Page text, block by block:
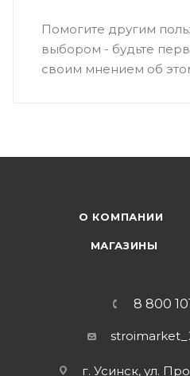
Помогите другим
выбором - будьте
своим мнением об
О КОМПАНИИ
МАГАЗИНЫ
8 800
г. Усинск, ул.